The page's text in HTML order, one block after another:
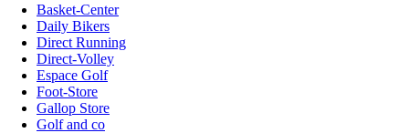
Basket-Center
Daily Bikers
Direct Running
Direct-Volley
Espace Golf
Foot-Store
Gallop Store
Golf and co